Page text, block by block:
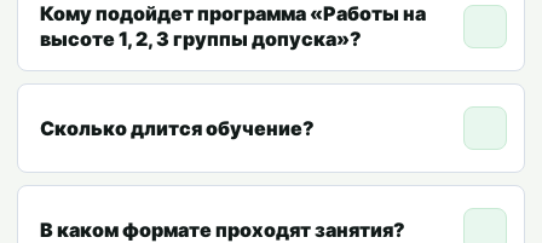
Кому подойдет программа «Работы на
высоте 1, 2, 3 группы допуска»?
Сколько длится обучение?
В каком формате проходят занятия?